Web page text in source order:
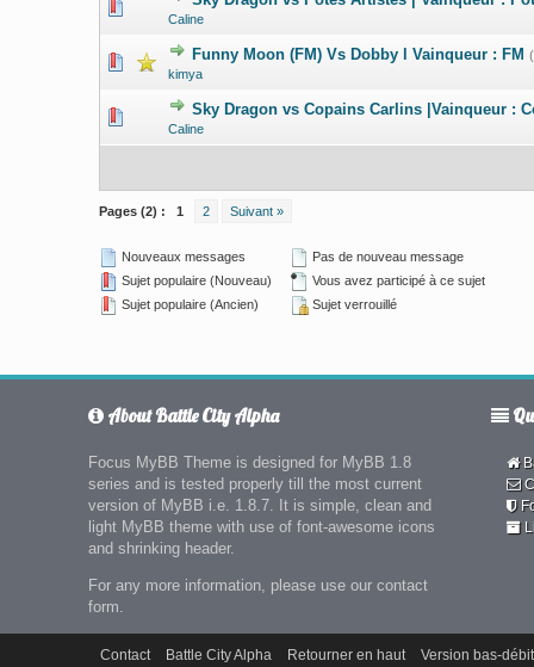
Caline
0 Votes - 0
Funny Moon (FM) Vs Dobby l Vainqueur : FM
kimya
0 Votes - 0 sur
Sky Dragon vs Copains Carlins |Vainqueur :
Caline
0 Votes - 0
Pages (2) : 1 2 Suivant »
Nouveaux messages
Sujet populaire (Nouveau)
Sujet populaire (Ancien)
Pas de nouveau message
Vous avez participé à ce sujet
Sujet verrouillé
About Battle City Alpha
Focus MyBB Theme is designed for MyBB 1.8
series and is tested properly till the most current
version of MyBB i.e. 1.8.7. It is simple, clean and
light MyBB theme with use of font-awesome icons
and shrinking header.
For any more information, please use our contact
form.
Contact Battle City Alpha Retourner en haut Version bas-